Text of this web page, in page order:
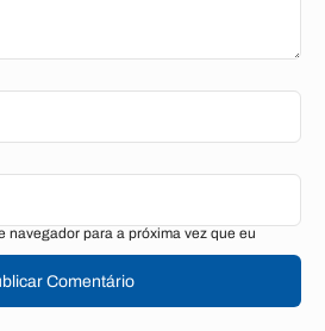
navegador para a próxima vez que eu
Comentário